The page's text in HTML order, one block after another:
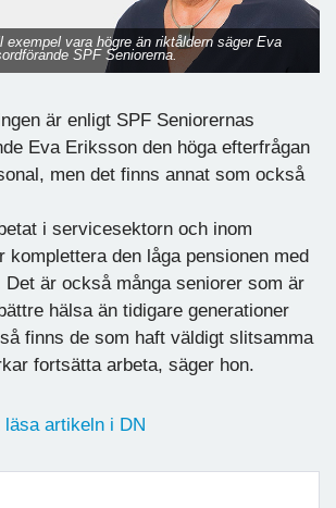
exempel vara högre än riktåldern säger Eva
SPF Seniorerna.
är enligt SPF Seniorernas
Eva Eriksson den höga efterfrågan
men det finns annat som också
i servicesektorn och inom
komplettera den låga pensionen med
Det är också många seniorer som är
hälsa än tidigare generationer
finns de som haft väldigt slitsamma
fortsätta arbeta, säger hon.
artikeln i DN